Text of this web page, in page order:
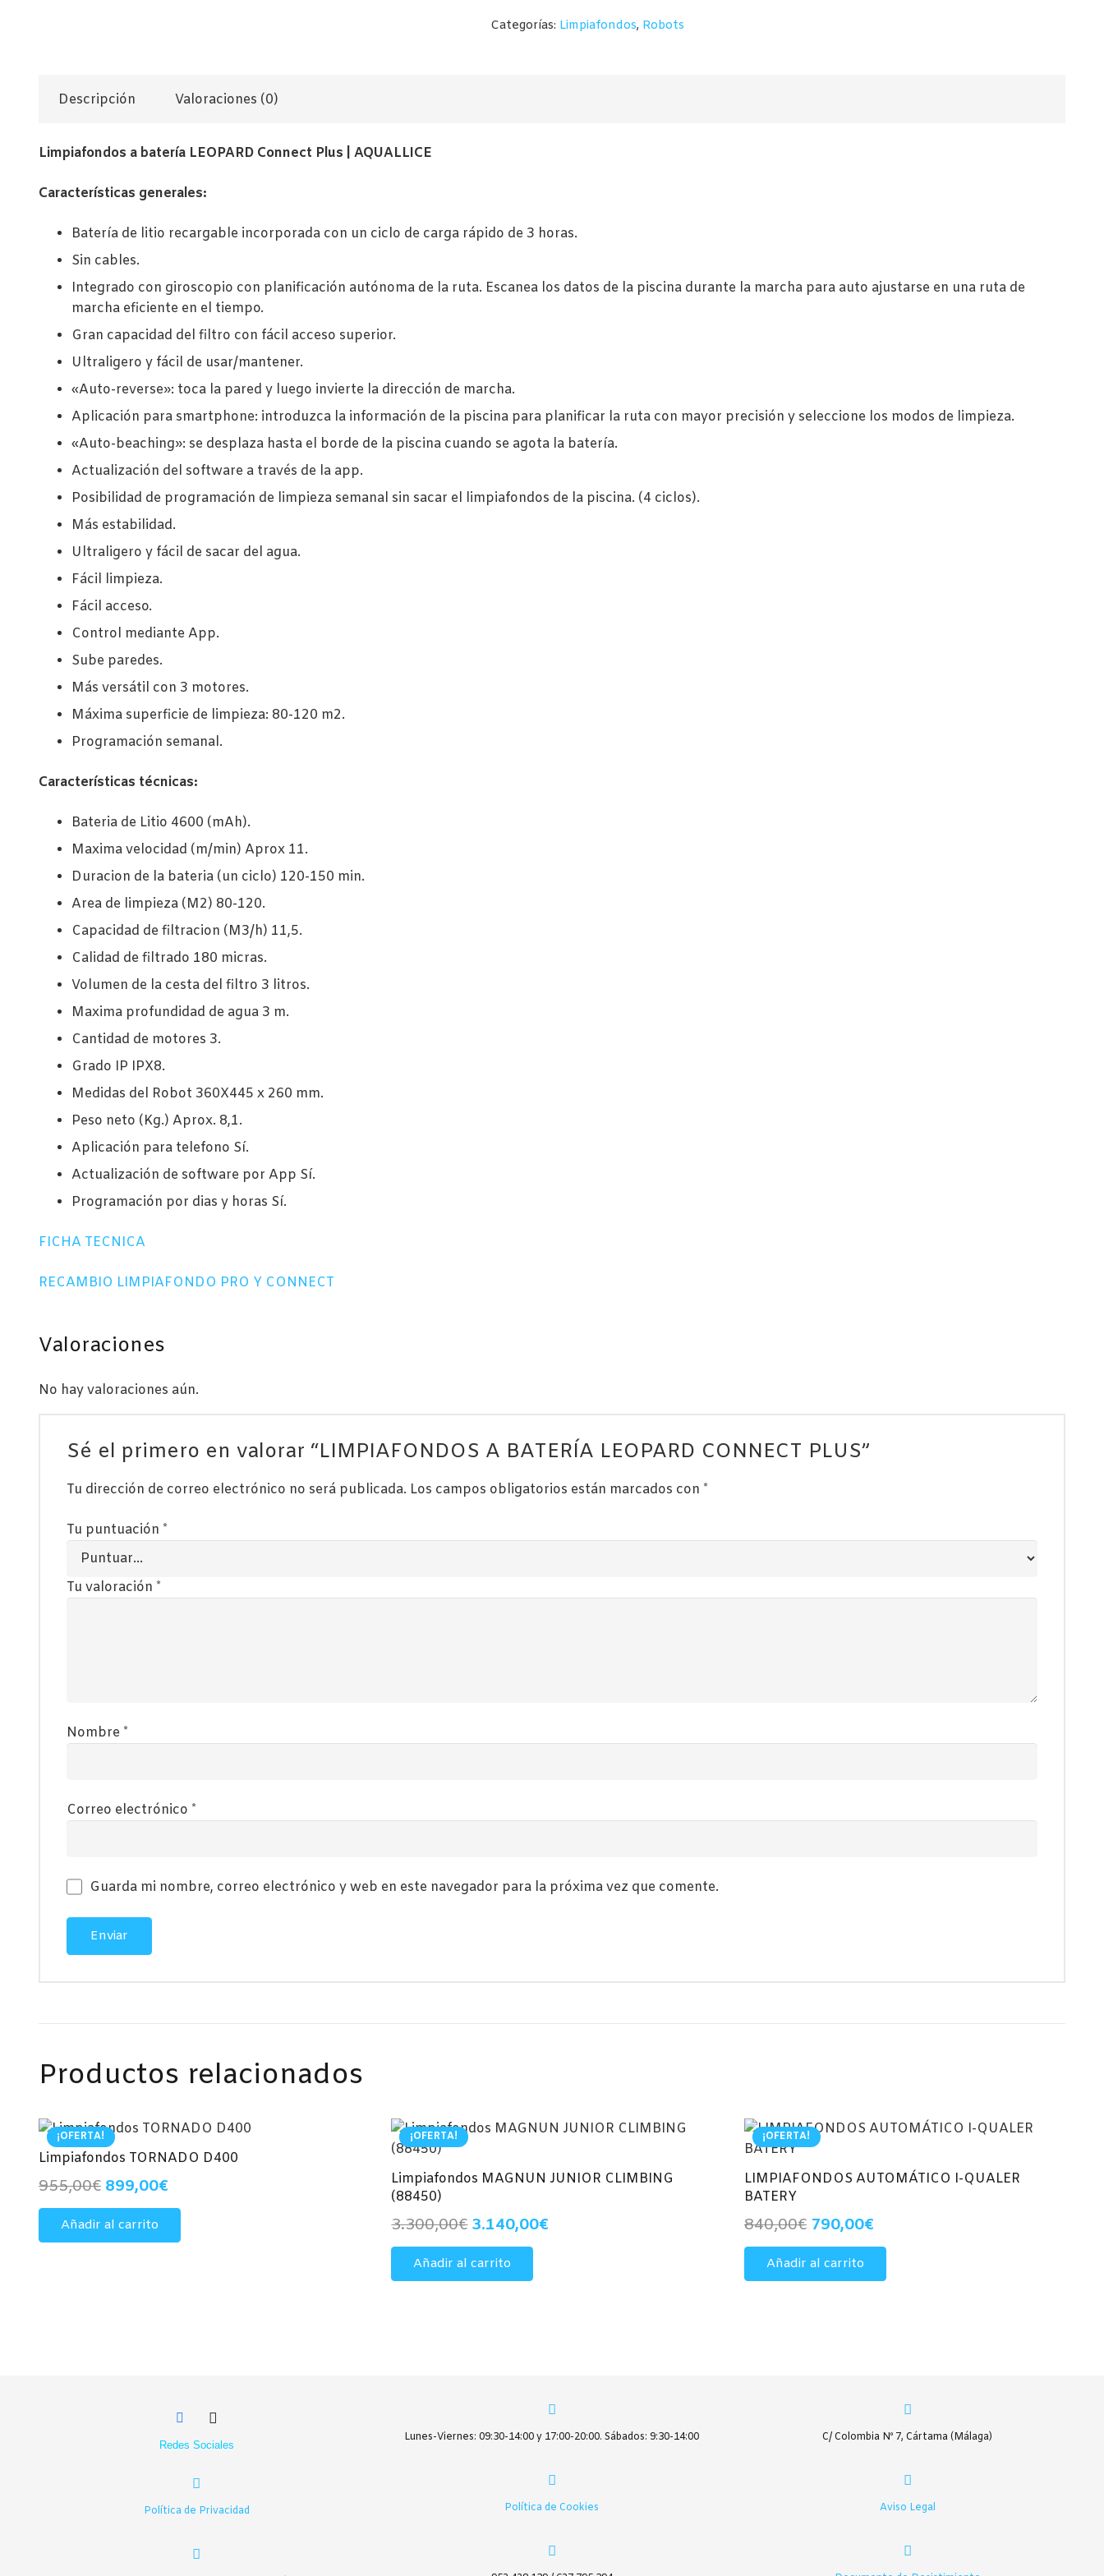
LEOPARD
Categorías: Limpiafondos, Robots
Descripción Valoraciones (0)
Limpiafondos a batería LEOPARD Connect Plus | AQUALLICE
Características generales:
Batería de litio recargable incorporada con un ciclo de carga rápido de 3 horas.
Sin cables.
Integrado con giroscopio con planificación autónoma de la ruta. Escanea los datos de la piscina durante la marcha para auto ajustarse en una ruta de
marcha eficiente en el tiempo.
Gran capacidad del filtro con fácil acceso superior.
Ultraligero y fácil de usar/mantener.
«Auto-reverse»: toca la pared y luego invierte la dirección de marcha.
Aplicación para smartphone: introduzca la información de la piscina para planificar la ruta con mayor precisión y seleccione los modos de limpieza.
«Auto-beaching»: se desplaza hasta el borde de la piscina cuando se agota la batería.
Actualización del software a través de la app.
Posibilidad de programación de limpieza semanal sin sacar el limpiafondos de la piscina. (4 ciclos).
Más estabilidad.
Ultraligero y fácil de sacar del agua.
Fácil limpieza.
Fácil acceso.
Control mediante App.
Sube paredes.
Más versátil con 3 motores.
Máxima superficie de limpieza: 80-120 m2.
Programación semanal.
Características técnicas:
Bateria de Litio 4600 (mAh).
Maxima velocidad (m/min) Aprox 11.
Duracion de la bateria (un ciclo) 120-150 min.
Area de limpieza (M2) 80-120.
Capacidad de filtracion (M3/h) 11,5.
Calidad de filtrado 180 micras.
Volumen de la cesta del filtro 3 litros.
Maxima profundidad de agua 3 m.
Cantidad de motores 3.
Grado IP IPX8.
Medidas del Robot 360X445 x 260 mm.
Peso neto (Kg.) Aprox. 8,1.
Aplicación para telefono Sí.
Actualización de software por App Sí.
Programación por dias y horas Sí.
FICHA TECNICA
RECAMBIO LIMPIAFONDO PRO Y CONNECT
Valoraciones
No hay valoraciones aún.
Sé el primero en valorar “LIMPIAFONDOS A BATERÍA LEOPARD CONNECT PLUS”
Tu dirección de correo electrónico no será publicada. Los campos obligatorios están marcados con *
Tu puntuación *
Tu valoración *
Nombre *
Correo electrónico *
Guarda mi nombre, correo electrónico y web en este navegador para la próxima vez que comente.
Productos relacionados
¡OFERTA!
Limpiafondos TORNADO D400
955,00€ El
precio
original
era:
899,00€
precio
es:
Añadir al carrito
¡OFERTA!
Limpiafondos MAGNUN JUNIOR CLIMBING
(88450)
3.300,00€ El
precio
original
era:
3.140,00€
Añadir al carrito
¡OFERTA!
LIMPIAFONDOS AUTOMÁTICO I-QUALER
BATERY
840,00€ El
precio
original
era:
790,00€El
precio
es:
Añadir al carrito
Redes Sociales
Política de Privacidad
Lunes-Viernes: 09:30-14:00 y 17:00-20:00. Sábados: 9:30-14:00
Política de Cookies
C/ Colombia Nº 7, Cártama (Málaga)
Aviso Legal